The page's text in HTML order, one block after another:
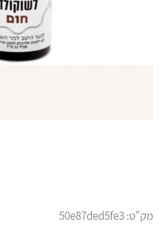
מק"ט:50e87ded5fe3